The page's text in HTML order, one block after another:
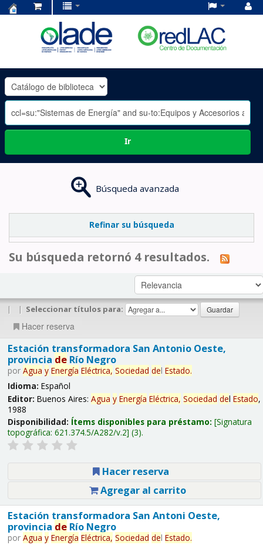
OLADE
-
Ir
Búsqueda avanzada
Refinar su búsqueda
Su búsqueda retornó 4 resultados.
| | Seleccionar títulos para:
Hacer reserva
Estación transformadora San Antonio Oeste,
provincia deRío Negro
por Agua y Energía Eléctrica, Sociedad del Estado.
Idioma: Español
Editor: Buenos Aires: Agua y Energía Eléctrica, Sociedad del Estado,
1988
Disponibilidad: Ítems disponibles para préstamo: Signatura
topográfica: 621.374.5/A282/v.2 (3).
Hacer reserva
Agregar al carrito
Estación transformadora San Antoni Oeste,
provincia deRío Negro
por Agua y Energía Eléctrica, Sociedad del Estado.